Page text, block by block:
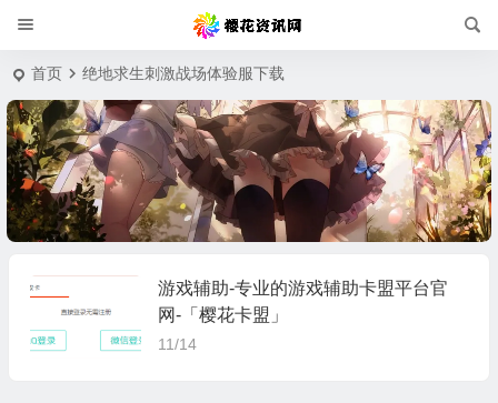
首页 绝地求生刺激战场体验服下载
游戏辅助-专业的游戏辅助卡盟平台官
网-「樱花卡盟」
11/14